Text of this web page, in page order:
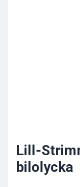
Lill-
bilolycka